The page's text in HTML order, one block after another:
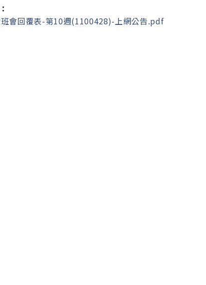
會回覆表-第10週(1100428)-上網公告.pdf